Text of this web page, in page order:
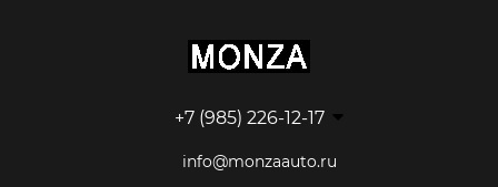
+7 (985) 226-12-17
info@monzaauto.ru